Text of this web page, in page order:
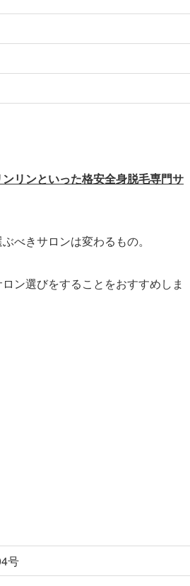
リンといった格安全身脱毛専門サ
べきサロンは変わるもの。
ン選びをすることをおすすめしま
号